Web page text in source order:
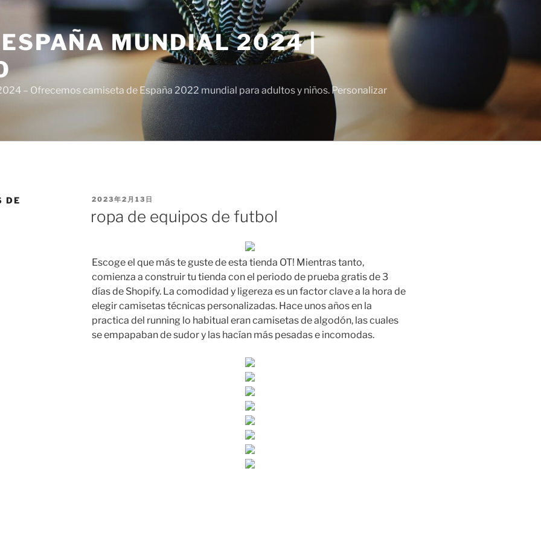
MUNDIAL 2024 |
– Ofrecemos camiseta de España 2022 mundial para adultos y niños. Personalizar
DE
PUBLICADO
2023年2月13日
ropa de equipos de futbol
Escoge el que más te guste de esta tienda OT! Mientras tanto,
comienza a construir tu tienda con el periodo de prueba gratis de 3
días de Shopify. La comodidad y ligereza es un factor clave a la hora de
elegir camisetas técnicas personalizadas. Hace unos años en la
practica del running lo habitual eran camisetas de algodón, las cuales
se empapaban de sudor y las hacían más pesadas e incomodas.